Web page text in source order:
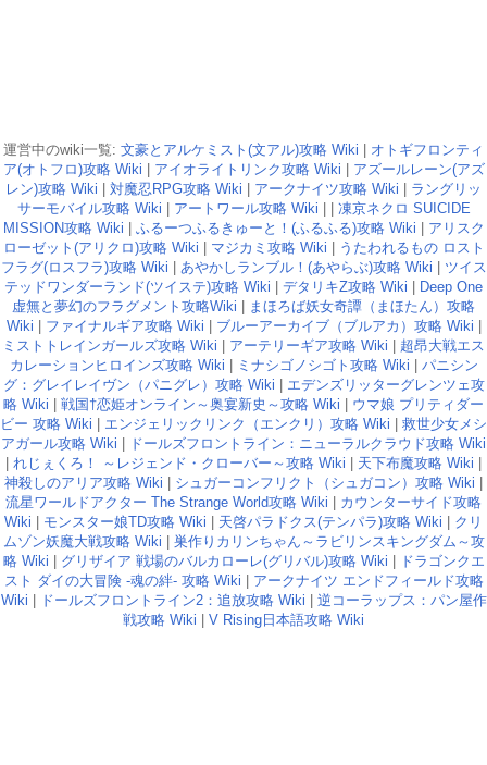
運営中のwiki一覧: 文豪とアルケミスト(文アル)攻略 Wiki | オトギフロンティ
ア(オトフロ)攻略 Wiki | アイオライトリンク攻略 Wiki | アズールレーン(アズ
レン)攻略 Wiki | 対魔忍RPG攻略 Wiki | アークナイツ攻略 Wiki | ラングリッ
サーモバイル攻略 Wiki | アートワール攻略 Wiki | | 凍京ネクロ SUICIDE
MISSION攻略 Wiki | ふるーつふるきゅーと！(ふるふる)攻略 Wiki | アリスク
ローゼット(アリクロ)攻略 Wiki | マジカミ攻略 Wiki | うたわれるもの ロスト
フラグ(ロスフラ)攻略 Wiki | あやかしランブル！(あやらぶ)攻略 Wiki | ツイス
テッドワンダーランド(ツイステ)攻略 Wiki | デタリキZ攻略 Wiki | Deep One
虚無と夢幻のフラグメント攻略Wiki | まほろば妖女奇譚（まほたん）攻略
Wiki | ファイナルギア攻略 Wiki | ブルーアーカイブ（ブルアカ）攻略 Wiki |
ミストトレインガールズ攻略 Wiki | アーテリーギア攻略 Wiki | 超昂大戦エス
カレーションヒロインズ攻略 Wiki | ミナシゴノシゴト攻略 Wiki | パニシン
グ：グレイレイヴン（パニグレ）攻略 Wiki | エデンズリッターグレンツェ攻
略 Wiki | 戦国†恋姫オンライン～奥宴新史～攻略 Wiki | ウマ娘 プリティダー
ビー 攻略 Wiki | エンジェリックリンク（エンクリ）攻略 Wiki | 救世少女メシ
アガール攻略 Wiki | ドールズフロントライン：ニューラルクラウド攻略 Wiki
| れじぇくろ！ ～レジェンド・クローバー～攻略 Wiki | 天下布魔攻略 Wiki |
神殺しのアリア攻略 Wiki | シュガーコンフリクト（シュガコン）攻略 Wiki |
流星ワールドアクター The Strange World攻略 Wiki | カウンターサイド攻略
Wiki | モンスター娘TD攻略 Wiki | 天啓パラドクス(テンパラ)攻略 Wiki | クリ
ムゾン妖魔大戦攻略 Wiki | 巣作りカリンちゃん～ラビリンスキングダム～攻
略 Wiki | グリザイア 戦場のバルカローレ(グリバル)攻略 Wiki | ドラゴンクエ
スト ダイの大冒険 -魂の絆- 攻略 Wiki | アークナイツ エンドフィールド攻略
Wiki | ドールズフロントライン2：追放攻略 Wiki | 逆コーラップス：パン屋作
戦攻略 Wiki | V Rising日本語攻略 Wiki